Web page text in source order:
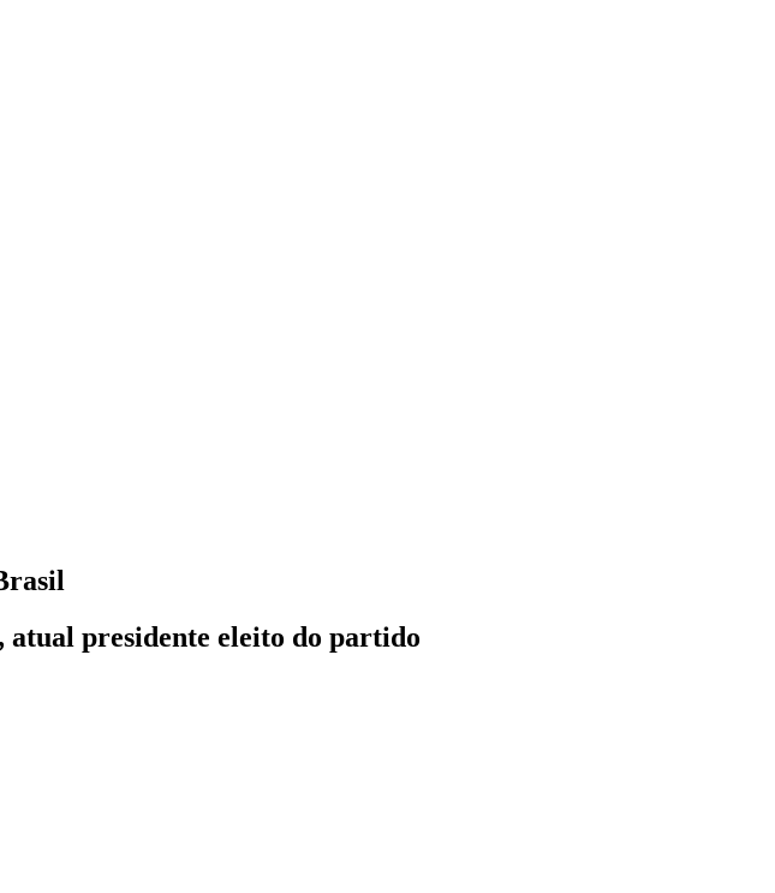
atual presidente eleito do partido